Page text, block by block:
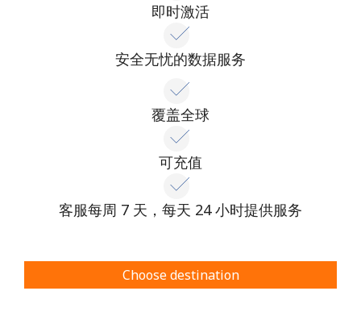
即时激活
安全无忧的数据服务
覆盖全球
可充值
客服每周 7 天，每天 24 小时提供服务
Choose destination